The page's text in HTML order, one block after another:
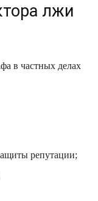
лжи
в частных делах
репутации;